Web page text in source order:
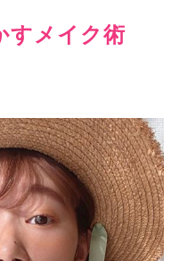
すメイク術